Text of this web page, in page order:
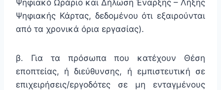
Ψηφιακό Ωράριο και Δήλωση Έναρξης – Λήξης
Ψηφιακής Κάρτας, δεδομένου ότι εξαιρούνται
από τα χρονικά όρια εργασίας).
β. Για τα πρόσωπα που κατέχουν Θέση
εποπτείας, ή διεύθυνσης, ή εμπιστευτική σε
επιχειρήσεις/εργοδότες σε μη ενταγμένους